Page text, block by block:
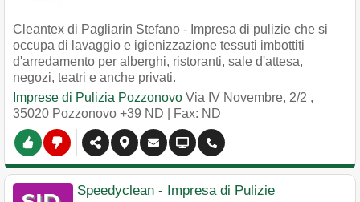
Cleantex di Pagliarin Stefano - Impresa di pulizie che si
occupa di lavaggio e igienizzazione tessuti imbottiti
d'arredamento per alberghi, ristoranti, sale d'attesa,
negozi, teatri e anche privati.
Imprese di Pulizia Pozzonovo Via IV Novembre, 2/2 ,
35020 Pozzonovo +39 ND | Fax: ND
Speedyclean - Impresa di Pulizie